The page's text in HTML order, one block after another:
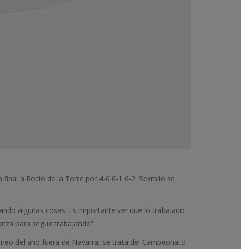
a Rocío de la Torre por 4-6 6-1 6-2. Sexmilo se
algunas cosas. Es importante ver que lo trabajado
para seguir trabajando”.
del año fuera de Navarra, se trata del Campeonato